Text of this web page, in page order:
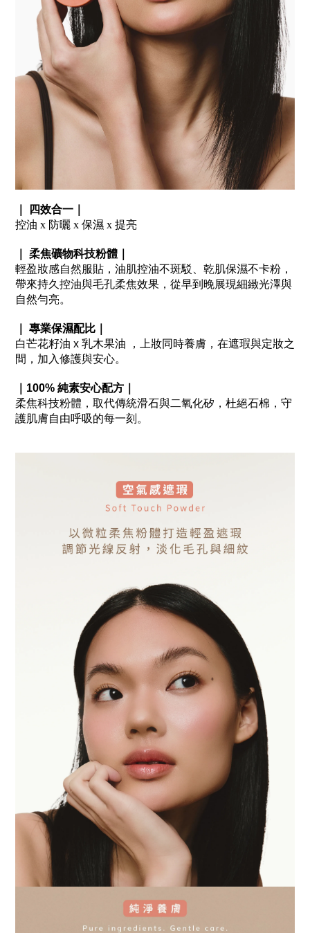
｜ 四效合一｜
控油 x 防曬 x 保濕 x 提亮
｜ 柔焦礦物科技粉體｜
輕盈妝感自然服貼，油肌控油不斑駁、乾肌保濕不卡粉，
帶來持久控油與毛孔柔焦效果，從早到晚展現細緻光澤與
自然勻亮。
｜ 專業保濕配比｜
白芒花籽油 x 乳木果油 ，上妝同時養膚，在遮瑕與定妝之
間，加入修護與安心。
｜ 100% 純素安心配方｜
柔焦科技粉體，取代傳統滑石與二氧化矽，杜絕石棉，守
護肌膚自由呼吸的每一刻。